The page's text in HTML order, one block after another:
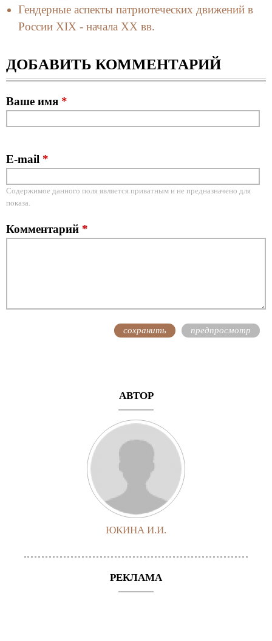
Гендерные аспекты патриотеческих движений в
России XIX - начала XX вв.
ДОБАВИТЬ КОММЕНТАРИЙ
Ваше имя *
E-mail *
Содержимое данного поля является приватным и не предназначено для
показа.
Комментарий *
АВТОР
ЮКИНА И.И.
РЕКЛАМА